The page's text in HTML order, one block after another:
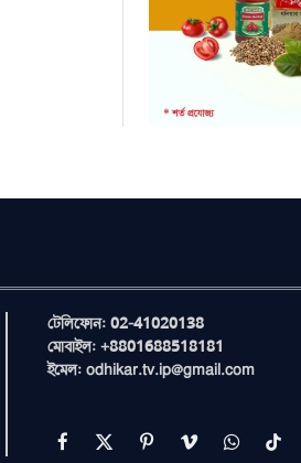
টেলিফোন: 02-41020138
মোবাইল: +8801688518181
ইমেল: odhikar.tv.ip@gmail.com
Facebook
X PinterestVimeoWhatsApp